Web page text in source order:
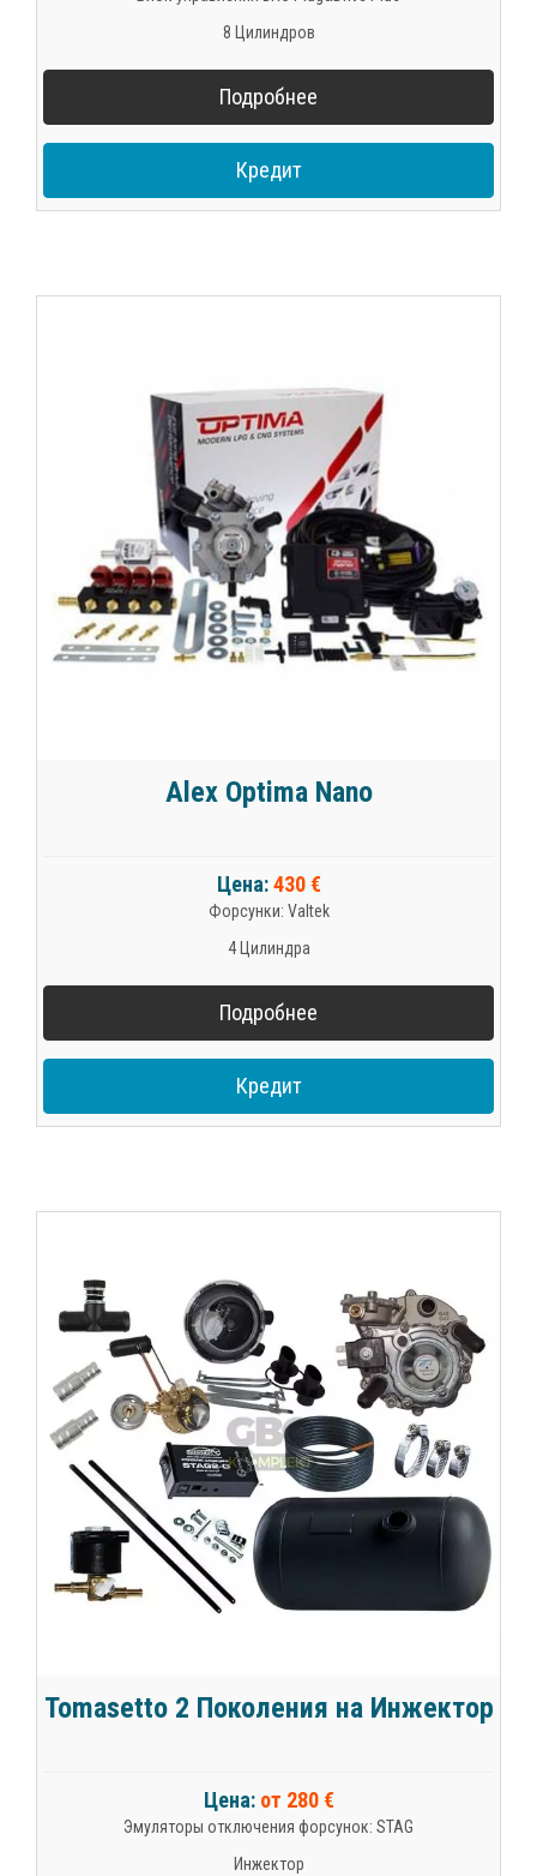
8 Цилиндров
Подробнее
Кредит
Alex Optima Nano
Цена:430 €
Форсунки: Valtek
4 Цилиндра
Подробнее
Кредит
Tomasetto 2 Поколения на Инжектор
Цена: от 280 €
Эмуляторы отключения форсунок: STAG
Инжектор